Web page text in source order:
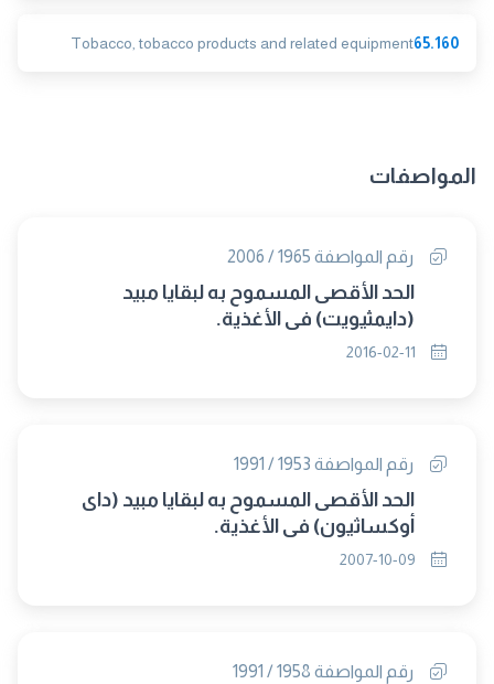
65.160
Tobacco, tobacco products and related equipment
المواصفات
رقم المواصفة 1965 / 2006
الحد الأقصى المسموح به لبقايا مبيد
(دايمثيويت) فى الأغذية.
رقم المواصفة 1953 / 1991
الحد الأقصى المسموح به لبقايا مبيد (داى
أوكساثيون) فى الأغذية.
رقم المواصفة 1958 / 1991